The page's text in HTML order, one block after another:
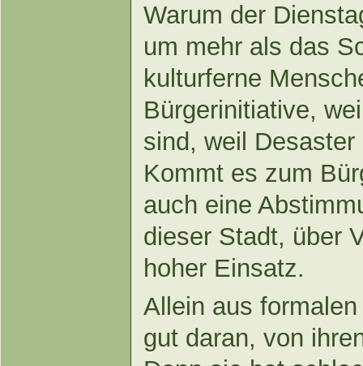
Warum der
um mehr als das
kulturferne
Bürgerinitiative,
sind, weil
Kommt es zum
auch eine
dieser Stadt, über
hoher Einsatz.
Allein aus
gut daran, von